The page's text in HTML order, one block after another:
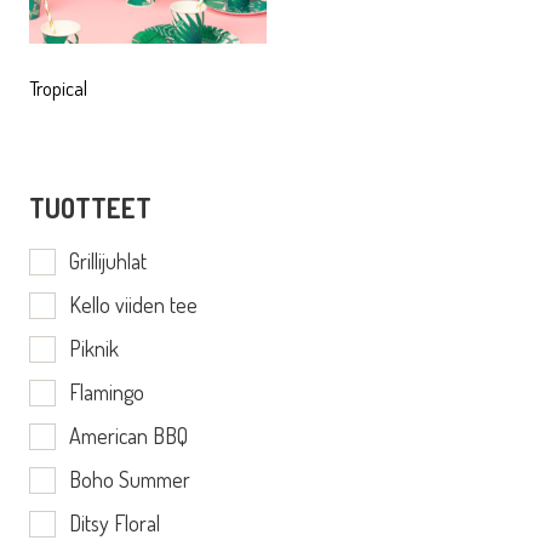
Tropical
TUOTTEET
Grillijuhlat
Kello viiden tee
Piknik
Flamingo
American BBQ
Boho Summer
Ditsy Floral